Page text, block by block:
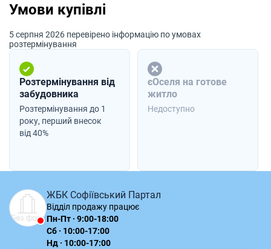
Умови купівлі
5 серпня 2026 перевірено інформацію по умовах
розтермінування
Розтермінування від
забудовника
Розтермінування до 1
року, перший внесок
від 40%
єОселя на готове
житло
Недоступно
ЖБК Софіївський Партал
Відділ продажу працює
Пн-Пт · 9:00-18:00
Сб · 10:00-17:00
Нд · 10:00-17:00